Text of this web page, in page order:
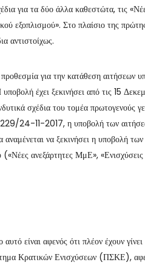
για τα δύο άλλα καθεστώτα, τις
εξοπλισμού». Στο πλαίσιο της
αντιστοίχως.
για την κατάθεση αιτήσεων
υποβολή έχει ξεκινήσει από τις 15
σχέδια του τομέα πρωτογενούς
24-11-2017, η υποβολή των
να ξεκινήσει η υποβολή
ανεξάρτητες ΜμΕ»,
είναι αφενός ότι πλέον έχουν
Κρατικών Ενισχύσεων (ΠΣΚΕ),